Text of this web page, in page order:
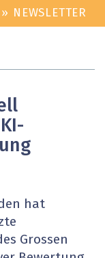
» NEWSLETTER
hat
Grossen